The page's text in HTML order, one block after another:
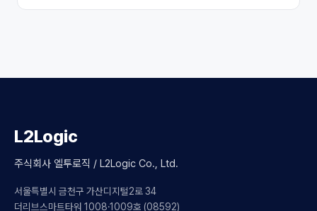
L2Logic
주식회사 엘투로직 / L2Logic Co., Ltd.
서울특별시 금천구 가산디지털2로 34
더리브스마트타워 1008·1009호 (08592)